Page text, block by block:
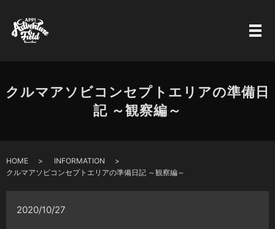
クルマアソビコンセプトエリアの準備日
記 ～観察編～
HOME
INFORMATION
クルマアソビコンセプトエリアの準備日記 ～観察編～
2020/10/27